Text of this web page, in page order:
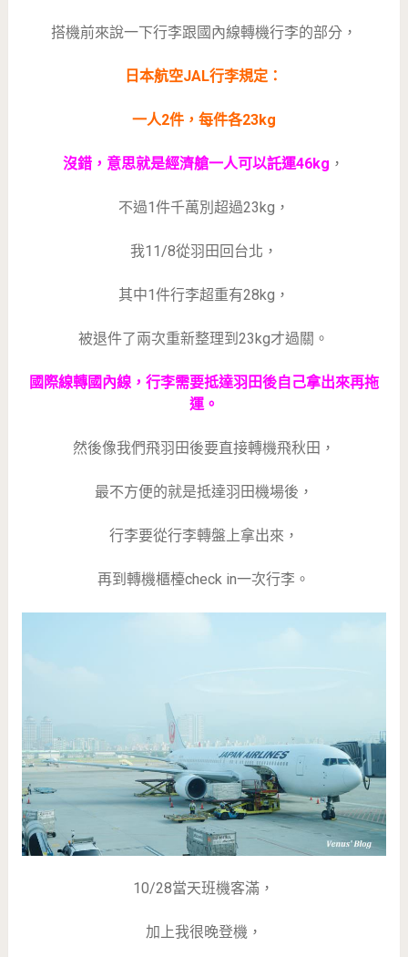
搭機前來說一下行李跟國內線轉機行李的部分，
日本航空JAL行李規定：
一人2件，每件各23kg
沒錯，意思就是經濟艙一人可以託運46kg ，
不過1件千萬別超過23kg，
我11/8從羽田回台北，
其中1件行李超重有28kg，
被退件了兩次重新整理到23kg才過關。
國際線轉國內線，行李需要抵達羽田後自己拿出來再拖
運。
然後像我們飛羽田後要直接轉機飛秋田，
最不方便的就是抵達羽田機場後，
行李要從行李轉盤上拿出來，
再到轉機櫃檯check in一次行李。
10/28當天班機客滿，
加上我很晚登機，